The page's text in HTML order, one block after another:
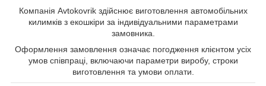
Компанія Avtokovrik здійснює виготовлення автомобільних
килимків з екошкіри за індивідуальними параметрами
замовника.
Оформлення замовлення означає погодження клієнтом усіх
умов співпраці, включаючи параметри виробу, строки
виготовлення та умови оплати.